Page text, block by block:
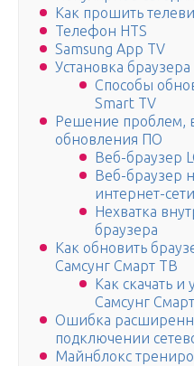
Как прошить
Телефон HTS
Samsung App TV
Установка
Способы
Smart TV
Решение проблем,
обновления ПО
Веб-браузер
Веб-браузер
интернет-сети
Нехватка
браузера
Как обновить
Самсунг Смарт ТВ
Как скачать и
Самсунг
Ошибка
подключении
Майнблокс